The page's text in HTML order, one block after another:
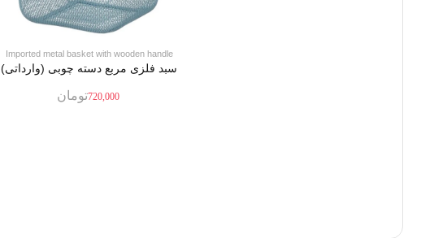
Imported metal basket with wooden handle
سبد فلزی مربع دسته چوبی (وارداتی)
720,000 تومان